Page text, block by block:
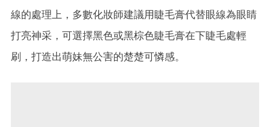
線的處理上，多數化妝師建議用睫毛膏代替眼線為眼睛
打亮神采，可選擇黑色或黑棕色睫毛膏在下睫毛處輕
刷，打造出萌妹無公害的楚楚可憐感。